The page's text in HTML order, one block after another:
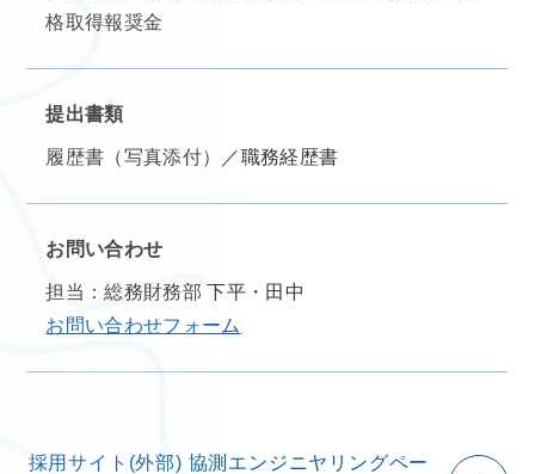
格取得報奨金
提出書類
履歴書（写真添付）／職務経歴書
お問い合わせ
担当：総務財務部 下平・田中
お問い合わせフォーム
採用サイト(外部) 協測エンジニヤリングペー